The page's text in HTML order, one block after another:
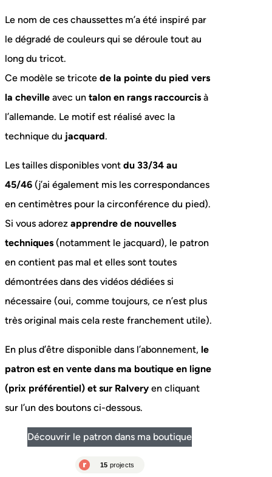
Le nom de ces chaussettes m’a été inspiré par
le dégradé de couleurs qui se déroule tout au
long du tricot.
Ce modèle se tricote de la pointe du pied vers
la cheville avec un talon en rangs raccourcis à
l’allemande. Le motif est réalisé avec la
technique du jacquard.
Les tailles disponibles vont du 33/34 au
45/46 (j’ai également mis les correspondances
en centimètres pour la circonférence du pied).
Si vous adorez apprendre de nouvelles
techniques (notamment le jacquard), le patron
en contient pas mal et elles sont toutes
démontrées dans des vidéos dédiées si
nécessaire (oui, comme toujours, ce n’est plus
très original mais cela reste franchement utile).
En plus d’être disponible dans l’abonnement, le
patron est en vente dans ma boutique en ligne
(prix préférentiel) et sur Ralvery en cliquant
sur l’un des boutons ci-dessous.
Découvrir le patron dans ma boutique